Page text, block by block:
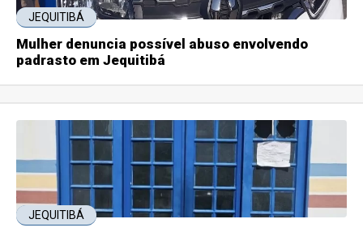
JEQUITIBÁ
Mulher denuncia possível abuso envolvendo
padrasto em Jequitibá
JEQUITIBÁ